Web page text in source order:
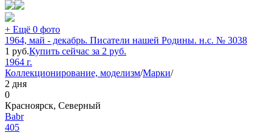
+ Ещё 0 фото
1964, май - декабрь. Писатели нашей Родины. н.с. № 3038
1 руб.Купить сейчас за 2 руб.
1964 г.
Коллекционирование, моделизм/Марки/
2 дня
0
Красноярск, Северный
Babr
405